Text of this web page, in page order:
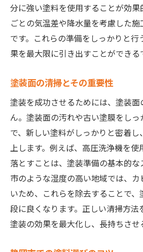
分に強い塗料を使用することが効果
ごとの気温差や降水量を考慮した
です。これらの準備をしっかりと行
果を最大限に引き出すことができる
塗装面の清掃とその重要性
塗装を成功させるためには、塗装
ん。塗装面の汚れや古い塗膜をしっ
で、新しい塗料がしっかりと密着
上します。例えば、高圧洗浄機を使
落とすことは、塗装準備の基本的な
市のような湿度の高い地域では、
いため、これらを除去することで
段に良くなります。正しい清掃方法
塗装の効果を最大化し、長持ちさせ